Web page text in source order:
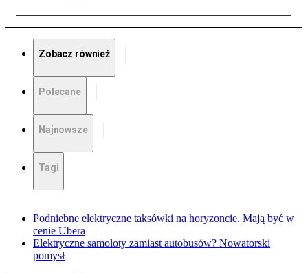
Zobacz również
Polecane
Najnowsze
Tagi
Podniebne elektryczne taksówki na horyzoncie. Mają być w
cenie Ubera
Elektryczne samoloty zamiast autobusów? Nowatorski
pomysł